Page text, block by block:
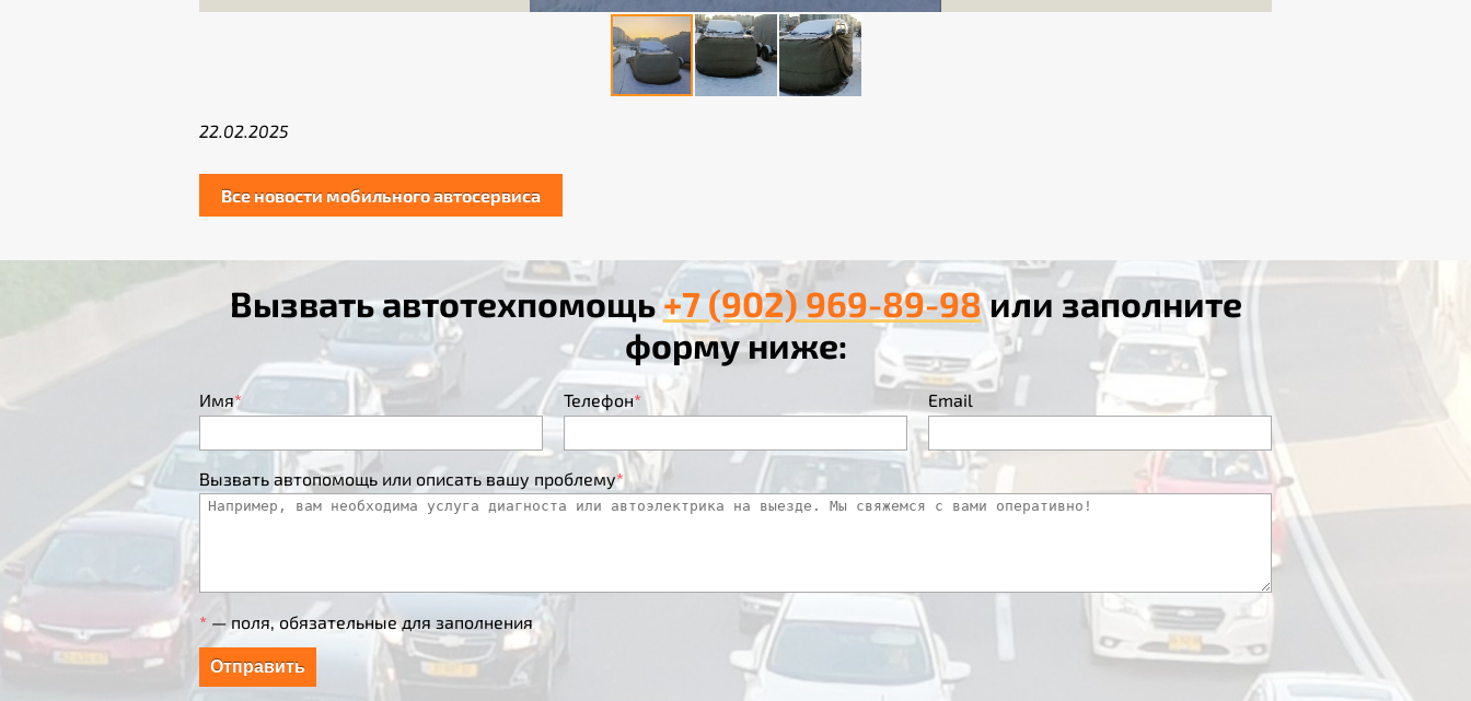
22.02.2025
Все новости мобильного автосервиса
Вызвать автотехпомощь+7 (902) 969-89-98или заполните
форму ниже:
Имя* Телефон* Email
Вызвать автопомощь или описать вашу проблему*
* — поля, обязательные для заполнения